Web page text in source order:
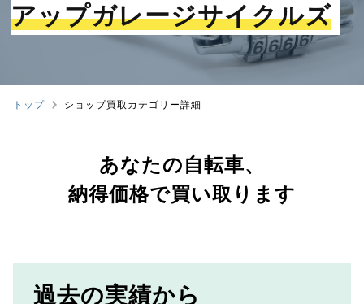
アップガレージサイクルズ
トップ ショップ買取カテゴリー詳細
あなたの自転車、
納得価格で買い取ります
過去の実績から